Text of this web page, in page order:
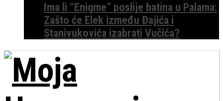
Ima li “Enigme” poslije batina u Palama:
Zašto će Elek između Đajića i
Stanivukovića izabrati Vučića?